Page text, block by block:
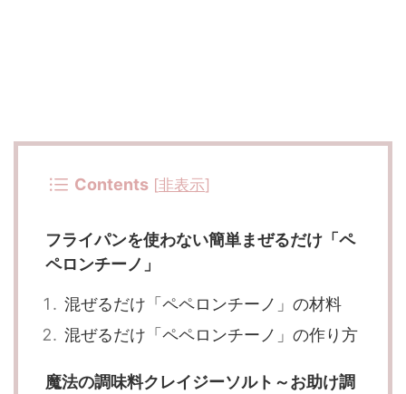
Contents [非表示]
フライパンを使わない簡単まぜるだけ「ペ
ペロンチーノ」
混ぜるだけ「ペペロンチーノ」の材料
混ぜるだけ「ペペロンチーノ」の作り方
魔法の調味料クレイジーソルト～お助け調